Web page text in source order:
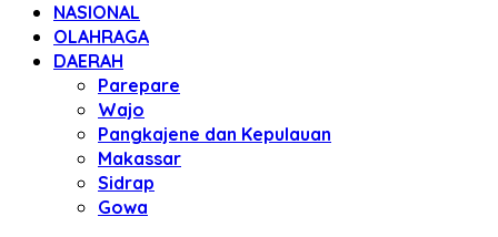
NASIONAL
OLAHRAGA
DAERAH
Parepare
Wajo
Pangkajene dan Kepulauan
Makassar
Sidrap
Gowa